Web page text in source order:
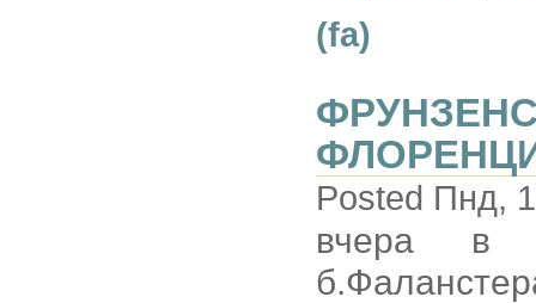
(fa)
Posted Пнд,
вчера в